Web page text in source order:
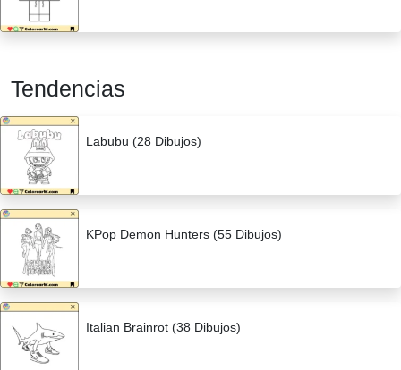
Tendencias
Labubu (28 Dibujos)
KPop Demon Hunters (55 Dibujos)
Italian Brainrot (38 Dibujos)